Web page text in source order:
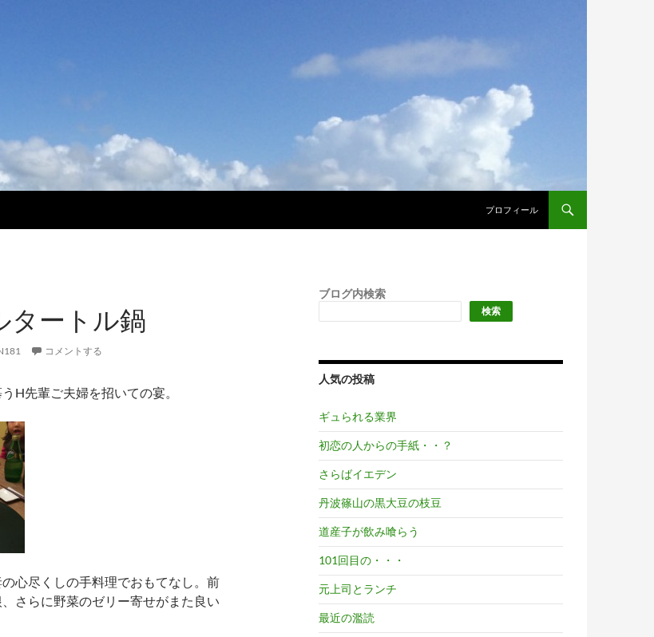
プロフィール
タートル鍋
コメントする
H先輩ご夫婦を招いての宴。
心尽くしの手料理でおもてなし。前
さらに野菜のゼリー寄せがまた良い
ブログ内検索
検索
人気の投稿
ギュられる業界
初恋の人からの手紙・・？
さらばイエデン
丹波篠山の黒大豆の枝豆
道産子が飲み喰らう
101回目の・・・
元上司とランチ
最近の濫読